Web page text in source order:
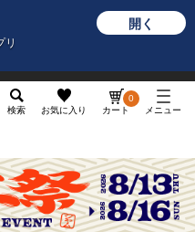
リ
開く
検索 お気に入り カート
0
メニュー